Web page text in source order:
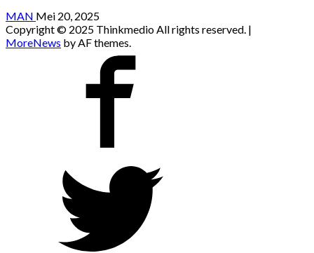
MAN Mei 20, 2025
Copyright © 2025 Thinkmedio All rights reserved. |
MoreNews by AF themes.